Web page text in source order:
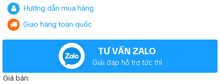
Hướng dẫn mua hàng
Giao hàng toàn quốc
TƯ VẤN ZALO
Giải đáp hỗ trợ tức thì
Giá bán: